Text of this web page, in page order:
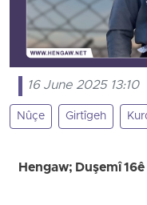
16 June 2025 13:10
Nûçe Girtîgeh
Hengaw; Duşemî